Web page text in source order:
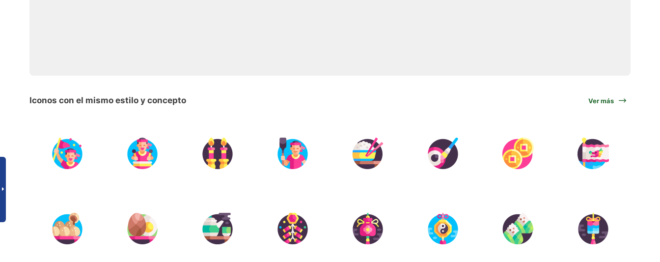
Iconos con el mismo estilo y concepto Ver más